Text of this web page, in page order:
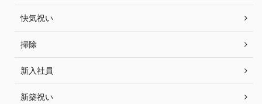
快気祝い
掃除
新入社員
新築祝い